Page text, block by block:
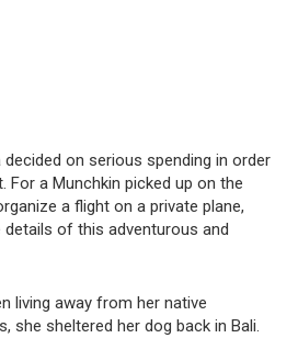
on serious spending in order
a Munchkin picked up on the
a flight on a private plane,
details of this adventurous and
living away from her native
she sheltered her dog back in Bali.